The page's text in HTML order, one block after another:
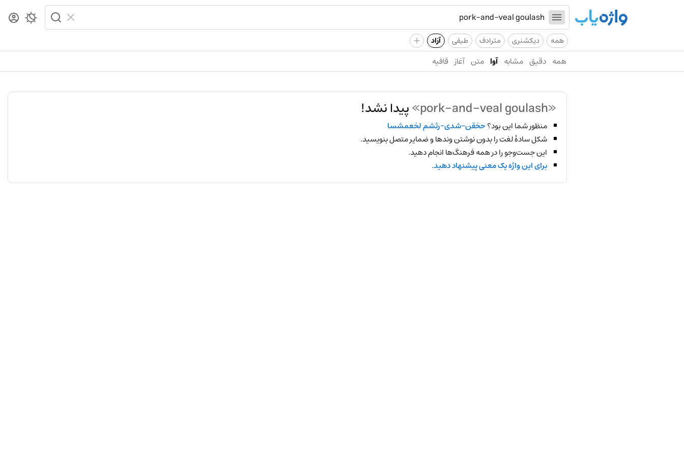
همه دیکشنری مترادف طیفی آزاد +
همه دقیق مشابه آوا متن آغاز قافیه
«pork-and-veal goulash» پیدا نشد!
منظور شما این بود؟حخقن-شدی-رثشم لخعمشسا
شکل سادهٔ لغت را بدون نوشتن وندها و ضمایر متصل بنویسید.
این جست‌وجو را در همه فرهنگ‌ها انجام دهید.
برای این واژه یک معنی پیشنهاد دهید.